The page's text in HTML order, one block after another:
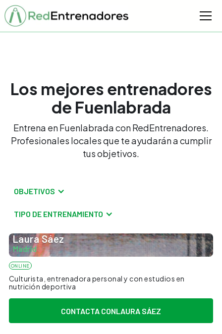
Los mejores entrenadores
de Fuenlabrada
Entrena en Fuenlabrada con RedEntrenadores.
Profesionales locales que te ayudarán a cumplir
tus objetivos.
OBJETIVOS
TIPO DE ENTRENAMIENTO
Laura Sáez
Madrid
ONLINE
Culturista, entrenadora personal y con estudios en
nutrición deportiva
CONTACTA CONLAURA SÁEZ